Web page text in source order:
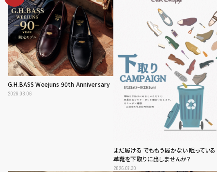
G.H.BASS Weejuns 90th Anniversary
2026.08.06
まだ履ける でももう履かない 眠っている
革靴を下取りに出しませんか？
2026.07.30